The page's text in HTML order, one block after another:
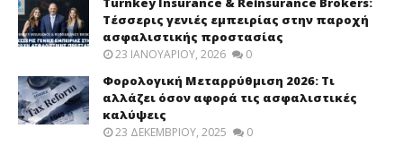
Τέσσερις γενιές εμπειρίας στην παροχή
ασφαλιστικής προστασίας
23 ΙΑΝΟΥΑΡΊΟΥ, 2026 0
Φορολογική Μεταρρύθμιση 2026: Τι
αλλάζει όσον αφορά τις ασφαλιστικές
καλύψεις
23 ΔΕΚΕΜΒΡΊΟΥ, 2025 0